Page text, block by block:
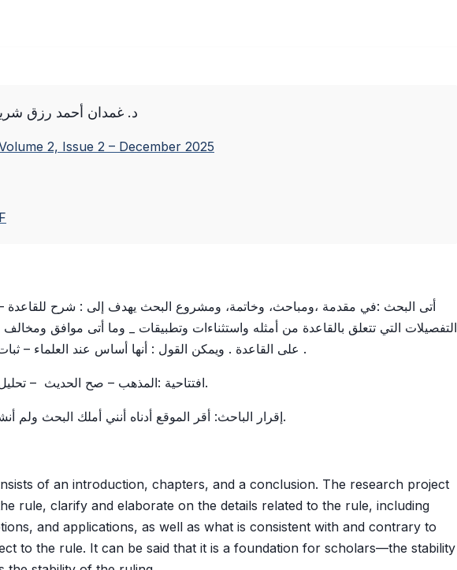
د. غمدان أحمد رزق
2, Issue 2 – December 2025
أتى البحث :في مقدمة ،ومباحث، وخاتمة، ومشروع البحث يهدف إلى : شرح للقاعدة
التفصيلات التي تتعلق بالقاعدة من أمثله واستثناءات وتطبيقات _ وما أتى موافق ومخالف
على القاعدة . ويمكن القول : أنها أساس عند العلماء – ثبات الدليل ثبات للحكم .
افتتاحية :المذهب – صح الحديث – تحليل – اعتراض تطبيق.
إقرار الباحث: أقر الموقع أدناه أنني أملك البحث ولم أنشره في مجلة علمية.
of an introduction, chapters, and a conclusion. The research project
rule, clarify and elaborate on the details related to the rule, including
and applications, as well as what is consistent with and contrary to
to the rule. It can be said that it is a foundation for scholars—the stability